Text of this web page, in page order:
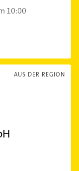
10:00
AUS DER REGION